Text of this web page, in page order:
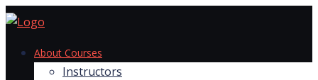
Skip
contentAbout Courses
Instructors